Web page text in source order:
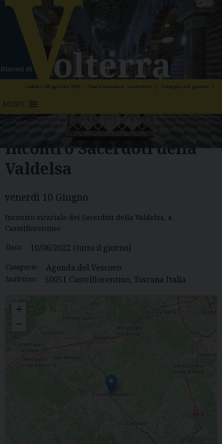
Skip
content
sabato 08 agosto 2026 - San Domenico, sacerdote Liturgia del giorno
MENU
Incontro Sacerdoti della
Valdelsa
venerdì 10 Giugno
Incontro vicariale dei Sacerdoti della Valdelsa, a
Castelfiorentino
Data:
10/06/2022 (tutto il giorno)
Categorie: Agenda del Vescovo
Indirizzo: 50051 Castelfiorentino, Toscana Italia
Incontro Sacerdoti della Valdelsa
+
−